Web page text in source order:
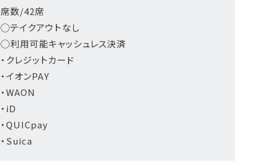
席数/42席
◯テイクアウトなし
◯利用可能キャッシュレス決済
・クレジットカード
・イオンPAY
・WAON
・iD
・QUICpay
・Suica